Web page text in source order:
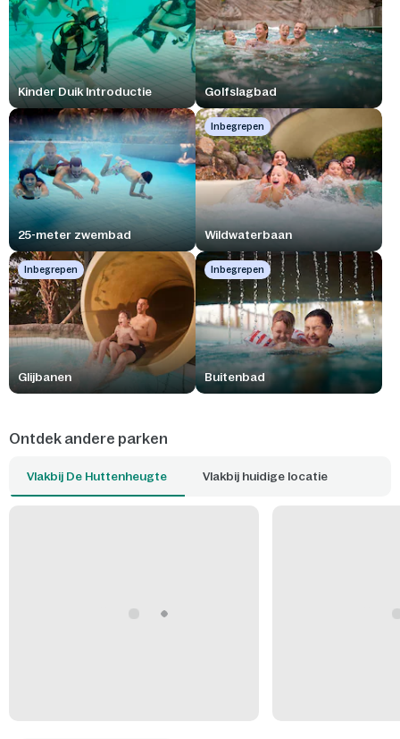
Kinder Duik Introductie Golfslagbad
25-meter zwembad
Inbegrepen
Wildwaterbaan
Inbegrepen
Glijbanen
Inbegrepen
Buitenbad
Ontdek andere parken
Vlakbij De Huttenheugte Vlakbij huidige locatie